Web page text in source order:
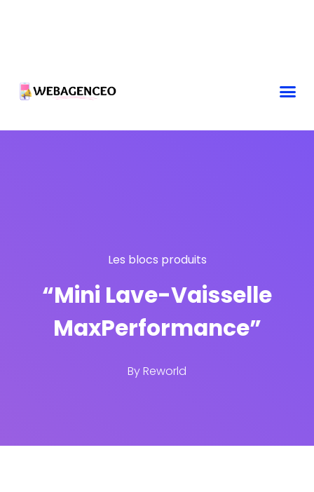
Les blocs produits
“Mini Lave-Vaisselle
MaxPerformance”
ByReworld